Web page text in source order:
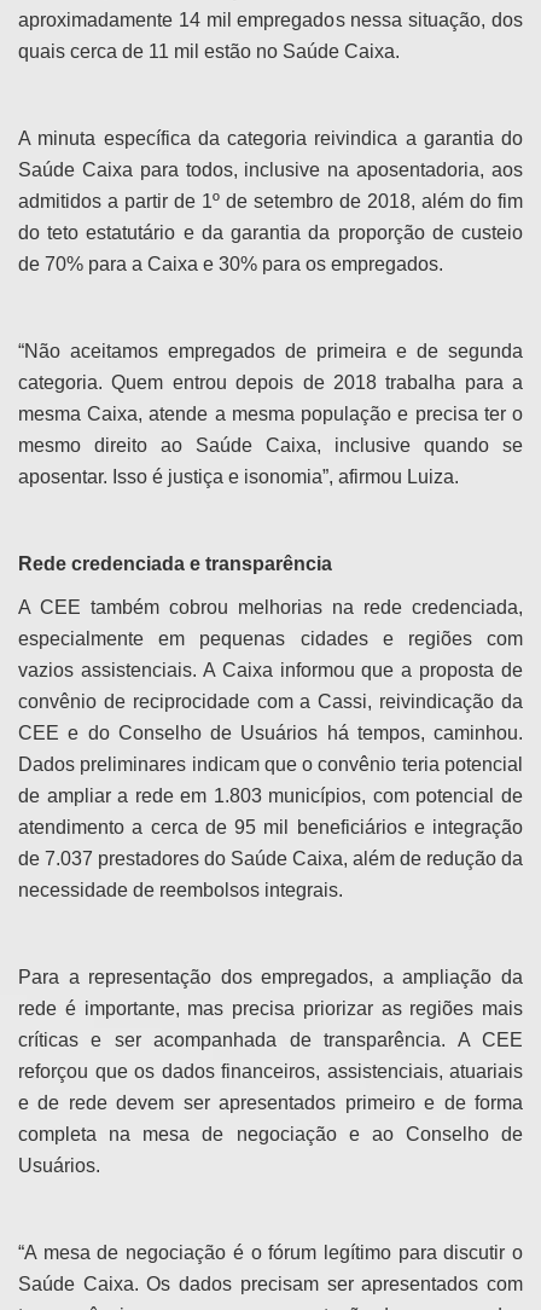
aproximadamente 14 mil empregados nessa situação, dos
quais cerca de 11 mil estão no Saúde Caixa.
A minuta específica da categoria reivindica a garantia do
Saúde Caixa para todos, inclusive na aposentadoria, aos
admitidos a partir de 1º de setembro de 2018, além do fim
do teto estatutário e da garantia da proporção de custeio
de 70% para a Caixa e 30% para os empregados.
“Não aceitamos empregados de primeira e de segunda
categoria. Quem entrou depois de 2018 trabalha para a
mesma Caixa, atende a mesma população e precisa ter o
mesmo direito ao Saúde Caixa, inclusive quando se
aposentar. Isso é justiça e isonomia”, afirmou Luiza.
Rede credenciada e transparência
A CEE também cobrou melhorias na rede credenciada,
especialmente em pequenas cidades e regiões com
vazios assistenciais. A Caixa informou que a proposta de
convênio de reciprocidade com a Cassi, reivindicação da
CEE e do Conselho de Usuários há tempos, caminhou.
Dados preliminares indicam que o convênio teria potencial
de ampliar a rede em 1.803 municípios, com potencial de
atendimento a cerca de 95 mil beneficiários e integração
de 7.037 prestadores do Saúde Caixa, além de redução da
necessidade de reembolsos integrais.
Para a representação dos empregados, a ampliação da
rede é importante, mas precisa priorizar as regiões mais
críticas e ser acompanhada de transparência. A CEE
reforçou que os dados financeiros, assistenciais, atuariais
e de rede devem ser apresentados primeiro e de forma
completa na mesa de negociação e ao Conselho de
Usuários.
“A mesa de negociação é o fórum legítimo para discutir o
Saúde Caixa. Os dados precisam ser apresentados com